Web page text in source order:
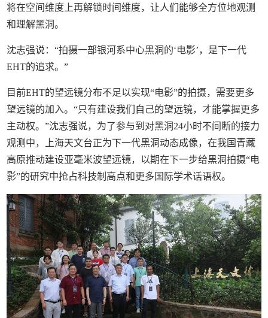
将在空间维度上再解锁时间维度，让人们能够全方位地观测
和理解黑洞。
沈志强说：“拍摄一部银河系中心黑洞的‘电影’，是下一代
EHT的追求。”
目前EHT的望远镜分布不足以实现“电影”的拍摄，需要更多
望远镜的加入。“只有建设我们自己的望远镜，才能掌握更多
主动权。”沈志强说，为了参与到对黑洞24小时不间断的接力
观测中，上海天文台正为下一代黑洞动态成像，在我国青藏
高原推动建设亚毫米波望远镜，以期在下一步给黑洞拍摄“电
影”的研究中抢占科技制高点和更多国际学术话语权。